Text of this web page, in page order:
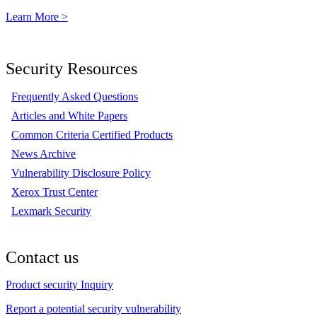
Learn More >
Security Resources
Frequently Asked Questions
Articles and White Papers
Common Criteria Certified Products
News Archive
Vulnerability Disclosure Policy
Xerox Trust Center
Lexmark Security
Contact us
Product security Inquiry
Report a potential security vulnerability